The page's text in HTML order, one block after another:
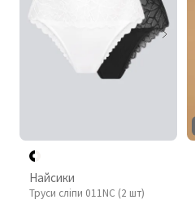
Найсики
Труси сліпи 011NC (2 шт)